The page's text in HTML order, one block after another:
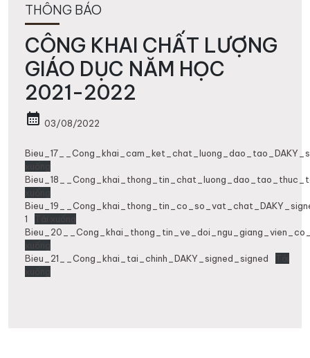
THÔNG BÁO
CÔNG KHAI CHẤT LƯỢNG
GIÁO DỤC NĂM HỌC
2021-2022
calendar_month 03/08/2022
1
Bieu_21__Cong_khai_tai_chinh_DAKY_signed_signed